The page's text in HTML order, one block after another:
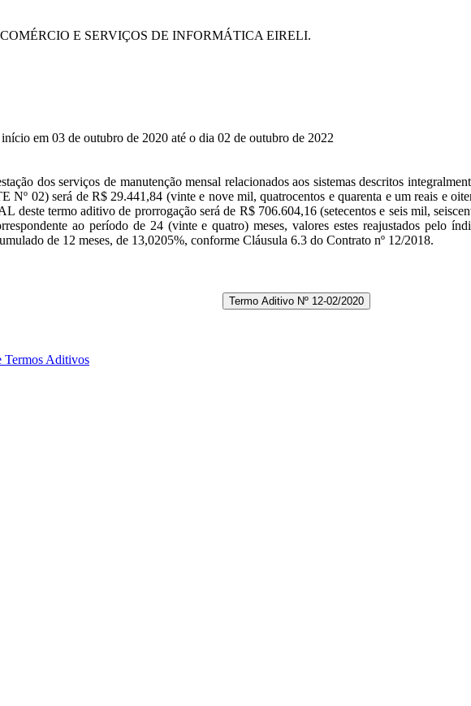
E SERVIÇOS DE INFORMÁTICA EIRELI.
em 03 de outubro de 2020 até o dia 02 de outubro de 2022
dos serviços de manutenção mensal relacionados aos sistemas descritos
Nº 02) será de R$ 29.441,84 (vinte e nove mil, quatrocentos e quarenta e um reais e
deste termo aditivo de prorrogação será de R$ 706.604,16 (setecentos e seis mil,
ao período de 24 (vinte e quatro) meses, valores estes reajustados pelo
de 12 meses, de 13,0205%, conforme Cláusula 6.3 do Contrato nº 12/2018.
Termo Aditivo Nº 12-02/2020
Termos Aditivos